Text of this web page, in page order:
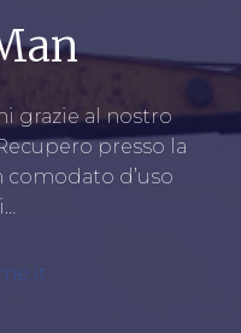
grazie al nostro
presso la
comodato d’uso